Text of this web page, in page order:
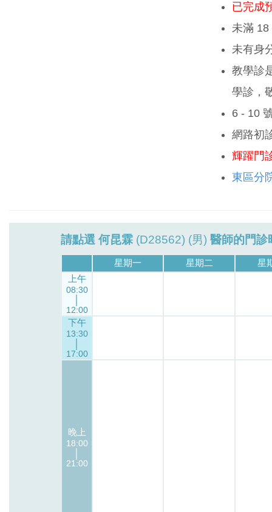
已完成
未滿 18
未有身
教學診
學診，
6 - 10
網路初
輝躍門
東區分